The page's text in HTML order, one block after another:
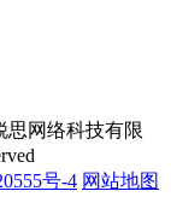
思网络科技有限
号-4 网站地图